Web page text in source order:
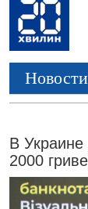
Новости
В Украине
2000